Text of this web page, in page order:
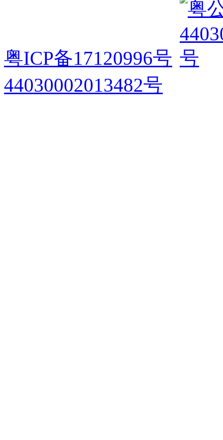
粤ICP备17120996号
44030002013482号